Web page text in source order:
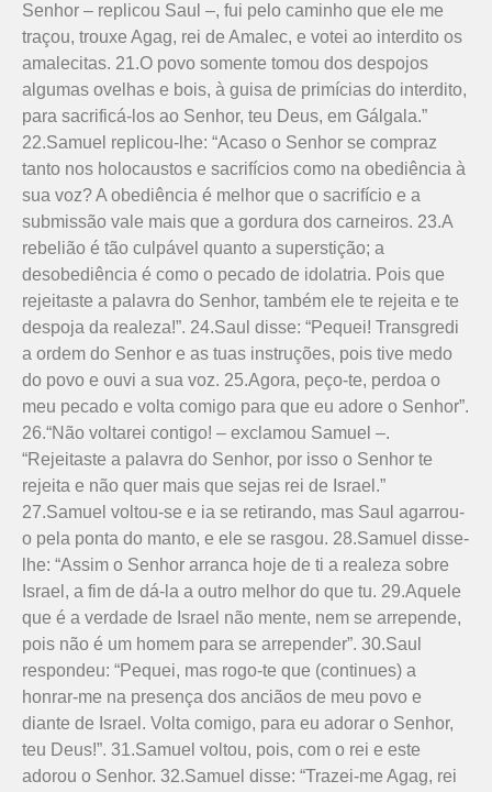
Senhor – replicou Saul –, fui pelo caminho que ele me
traçou, trouxe Agag, rei de Amalec, e votei ao interdito os
amalecitas. 21.O povo somente tomou dos despojos
algumas ovelhas e bois, à guisa de primícias do interdito,
para sacrificá-los ao Senhor, teu Deus, em Gál­gala.”
22.Samuel replicou-lhe: “Acaso o Senhor se compraz
tanto nos holo­caustos e sacrifícios como na obediência à
sua voz? A obediência é melhor que o sacrifício e a
submissão vale mais que a gordura dos carneiros. 23.A
rebelião é tão culpável quanto a superstição; a
desobediência é como o pecado de idolatria. Pois que
rejeitaste a palavra do Senhor, também ele te rejeita e te
despoja da realeza!”. 24.Saul disse: “Pequei! Transgredi
a ordem do Senhor e as tuas instruções, pois tive medo
do povo e ouvi a sua voz. 25.Agora, peço-te, perdoa o
meu pecado e volta comigo para que eu adore o Senhor”.
26.“Não voltarei contigo! – exclamou Samuel –.
“Rejeitaste a palavra do Senhor, por isso o Senhor te
rejeita e não quer mais que sejas rei de Israel.”
27.Samuel voltou-se e ia se retirando, mas Saul agarrou-
o pela ponta do manto, e ele se rasgou. 28.Samuel disse-
lhe: “Assim o Senhor arranca hoje de ti a realeza sobre
Israel, a fim de dá-la a outro melhor do que tu. 29.Aquele
que é a verdade de Israel não mente, nem se arrepende,
pois não é um homem para se arrepender”. 30.Saul
respondeu: “Pequei, mas rogo-te que (continues) a
honrar-me na presença dos anciãos de meu povo e
diante de Israel. Volta comigo, para eu adorar o Senhor,
teu Deus!”. 31.Samuel voltou, pois, com o rei e este
adorou o Senhor. 32.Samuel disse: “Trazei-me Agag, rei